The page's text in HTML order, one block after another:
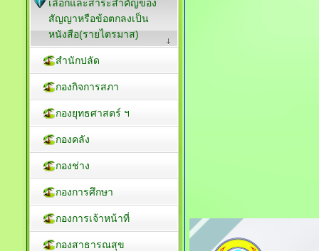
เลือกและสาระสำคัญของ
สัญญาหรือข้อตกลงเป็น
หนังสือ(รายไตรมาส)
สำนักปลัด
กองกิจการสภา
กองยุทธศาสตร์ ฯ
กองคลัง
กองช่าง
กองการศึกษา
กองการเจ้าหน้าที่
กองสาธารณสุข